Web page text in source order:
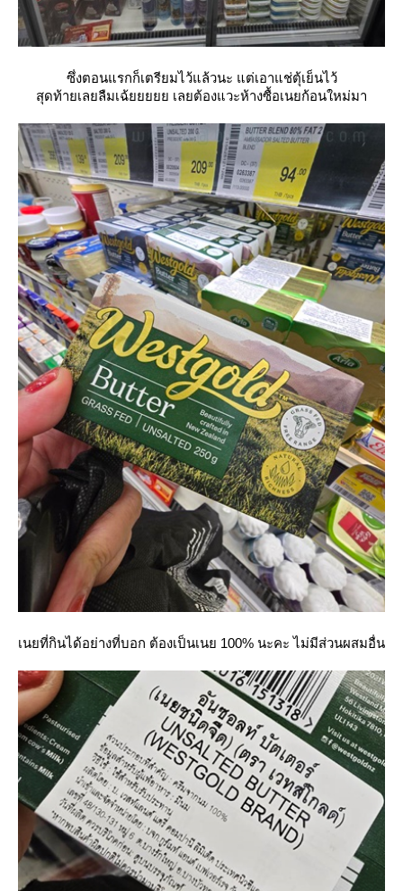
ซึ่งตอนแรกก็เตรียมไว้แล้วนะ แต่เอาแช่ตุ้เย็นไว้
สุดท้ายเลยลืมเฉ้ยยยยย เลยต้องแวะห้างซื้อเนยก้อนใหม่มา
เนยที่กินได้อย่างที่บอก ต้องเป็นเนย 100% นะคะ ไม่มีส่วนผสมอื่น